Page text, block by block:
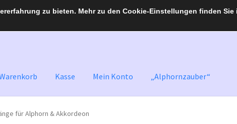
Kasse Mein Konto „Alphornzauber“
für Alphorn & Akkordeon
zu bieten. Mehr zu den Cookie-Einstellungen finden Sie